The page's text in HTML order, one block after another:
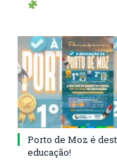
Porto de Moz é
educação!